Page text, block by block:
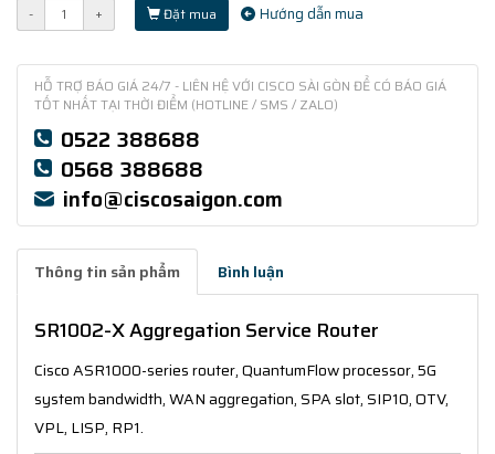
- + Đặt mua Hướng dẫn mua
HỖ TRỢ BÁO GIÁ 24/7 - LIÊN HỆ VỚI CISCO SÀI GÒN ĐỂ CÓ BÁO GIÁ
TỐT NHẤT TẠI THỜI ĐIỂM (HOTLINE / SMS / ZALO)
0522 388688
0568 388688
info@ciscosaigon.com
Thông tin sản phẩm Bình luận
SR1002-X Aggregation Service Router
Cisco ASR1000-series router, QuantumFlow processor, 5G
system bandwidth, WAN aggregation, SPA slot, SIP10, OTV,
VPL, LISP, RP1.